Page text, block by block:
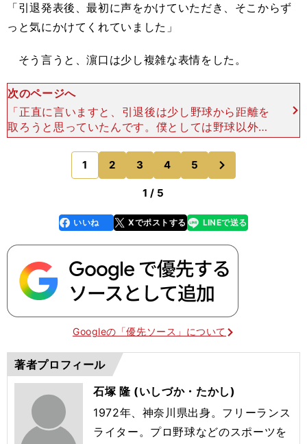
「引退発表後、最初に声をかけていただき、そこからず
っと気にかけてくれていました」
そう言うと、濵口は少し複雑な表情をした。
次のページへ
「正直に言いますと、引退後は少し野球から距離を
取ろうと思っていたんです。僕としては野球以外の
分野でひとりの人間として活躍できるようになりた
いという思いもあって......ありがたかったのです
が、すぐに
1 2 3 4 5
のページへ
1 / 5
faceboo
k
いいね Xでポストする
line LINEで送る
Googleの「優先ソース」について
著者プロフィール
石塚 隆 (いしづか・たかし)
1972年、神奈川県出身。フリーランス
ライター。プロ野球などのスポーツを